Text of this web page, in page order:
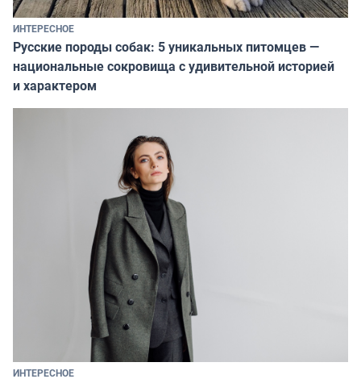
ИНТЕРЕСНОЕ
Русские породы собак: 5 уникальных питомцев —
национальные сокровища с удивительной историей
и характером
ИНТЕРЕСНОЕ